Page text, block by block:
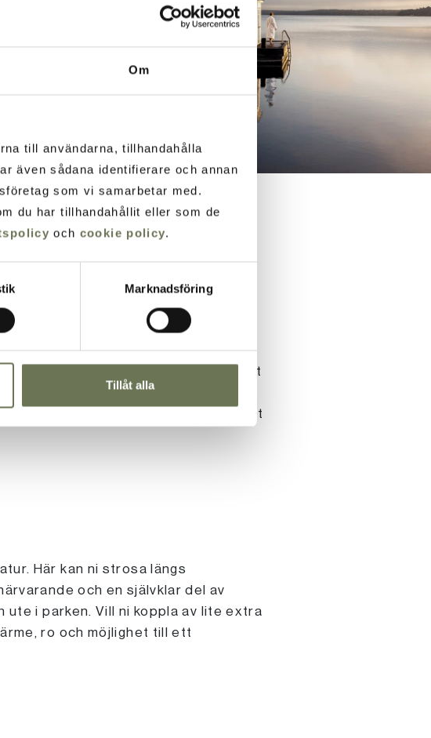
Om
till användarna, tillhandahålla
även sådana identifierare och annan
som vi samarbetar med.
du har tillhandahållit eller som de
och cookie policy.
Marknadsföring
Tillåt alla
sedan slutet av 1800-talet lockat
natur och vackra byggnader som
miljö vid vattnet, bara en kort
Här kan ni strosa längs
och en självklar del av
i parken. Vill ni koppla av lite extra
ro och möjlighet till ett